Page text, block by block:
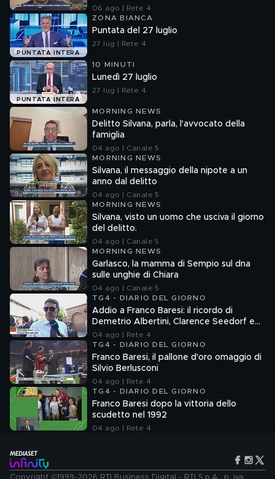
06 ago | Rete 4
PUNTATA INTERA
ZONA BIANCA
Puntata del 27 luglio
27 lug | Rete 4
PUNTATA INTERA
10 MINUTI
Lunedì 27 luglio
27 lug | Rete 4
MORNING NEWS
Delitto Silvana, parla, l'avvocato della
famiglia
04 ago | Canale 5
MORNING NEWS
Silvana, il messaggio della nipote a un
anno dal delitto
04 ago | Canale 5
MORNING NEWS
Silvana, visto un uomo che usciva il giorno
del delitto.
04 ago | Canale 5
MORNING NEWS
Garlasco, la mamma di Sempio sul dna
sulle unghie di Chiara
04 ago | Canale 5
TG4 - DIARIO DEL GIORNO
Addio a Franco Baresi: il ricordo di
Demetrio Albertini, Clarence Seedorf e
Giovanni Galli
04 ago | Rete 4
TG4 - DIARIO DEL GIORNO
Franco Baresi, il pallone d'oro omaggio di
Silvio Berlusconi
04 ago | Rete 4
TG4 - DIARIO DEL GIORNO
Franco Baresi dopo la vittoria dello
scudetto nel 1992
04 ago | Rete 4